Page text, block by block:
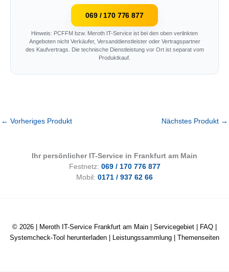
069 / 170 776 877
Hinweis: PCFFM bzw. Meroth IT-Service ist bei den oben verlinkten
Angeboten nicht Verkäufer, Versanddienstleister oder Vertragspartner
des Kaufvertrags. Die technische Dienstleistung vor Ort ist separat vom
Produktkauf.
← Vorheriges Produkt Nächstes Produkt →
Ihr persönlicher IT-Service in Frankfurt am Main
Festnetz: 069 / 170 776 877
Mobil: 0171 / 937 62 66
© 2026 | Meroth IT-Service Frankfurt am Main Servicegebiet FAQ
Systemcheck-Tool herunterladen
Leistungssammlung Themenseiten